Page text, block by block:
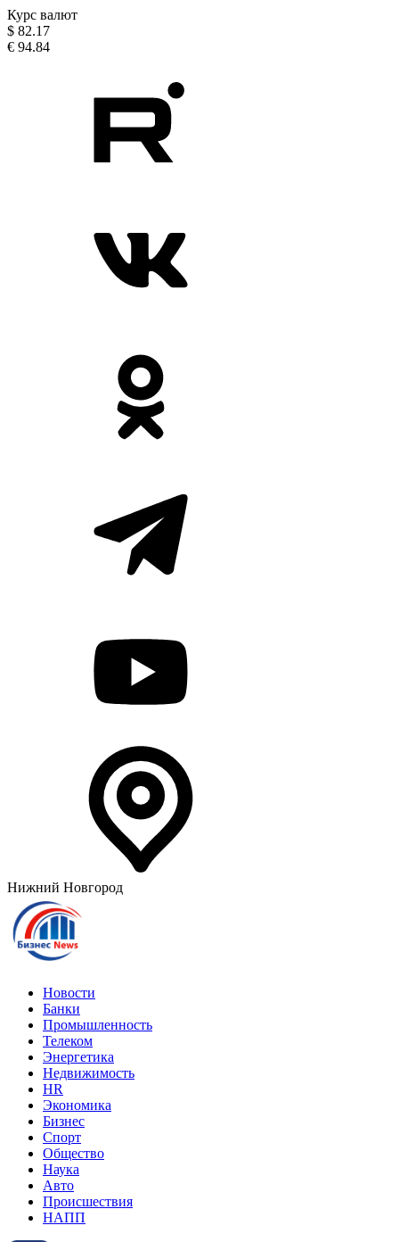
Курс валют
$ 82.17
€ 94.84
Нижний Новгород
Новости
Банки
Промышленность
Телеком
Энергетика
Недвижимость
HR
Экономика
Бизнес
Спорт
Общество
Наука
Авто
Происшествия
НАПП